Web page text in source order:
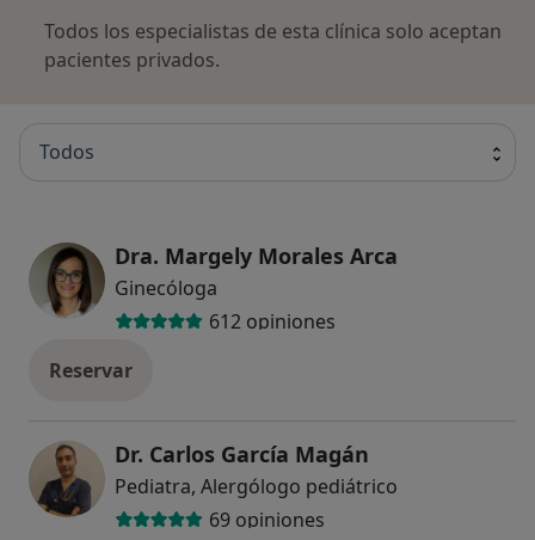
Todos los especialistas de esta clínica solo aceptan
pacientes privados.
Todos
Dra. Margely Morales Arca
Ginecóloga
612 opiniones
Reservar
Dr. Carlos García Magán
Pediatra, Alergólogo pediátrico
69 opiniones